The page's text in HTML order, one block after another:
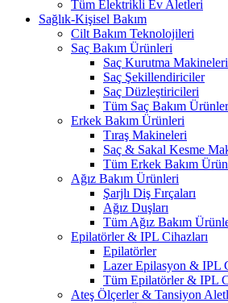
Tüm Elektrikli Ev Aletleri
Sağlık-Kişisel Bakım
Cilt Bakım Teknolojileri
Saç Bakım Ürünleri
Saç Kurutma Makineleri
Saç Şekillendiriciler
Saç Düzleştiricileri
Tüm Saç Bakım
Erkek Bakım Ürünleri
Tıraş Makineleri
Saç & Sakal Kesme
Tüm Erkek Bakım
Ağız Bakım Ürünleri
Şarjlı Diş Fırçaları
Ağız Duşları
Tüm Ağız Bakım
Epilatörler & IPL Cihazları
Epilatörler
Lazer Epilasyon & IPL
Tüm Epilatörler & IPL
Ateş Ölçerler & Tansiyon